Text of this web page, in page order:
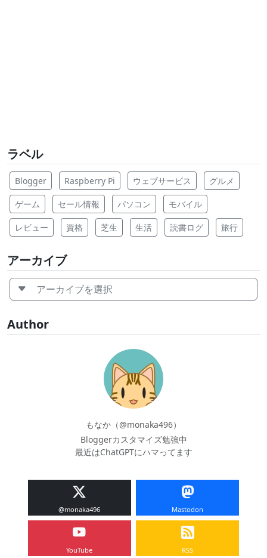
ラベル
Blogger Raspberry Pi ウェブサービス グルメ
ゲーム セール情報 パソコン モバイル
レビュー 資格 芝生 生活 読書ログ 旅行
アーカイブ
アーカイブを選択
Author
もなか（@monaka496）
Bloggerカスタマイズ勉強中
最近はChatGPTにハマってます
@monaka496 Mastodon
YouTube RSS